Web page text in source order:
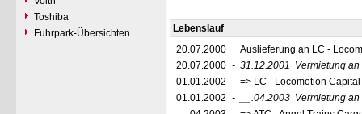
Toshiba
Fuhrpark-Übersichten
Lebenslauf
20.07.2000
Auslieferung an LC -
20.07.2000 - 31.12.2001 Vermietung
01.01.2002
=> LC - Locomotion
01.01.2002 - __.04.2003 Vermietung